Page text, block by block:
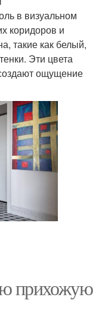
в визуальном
коридоров и
такие как белый,
Эти цвета
ощущение
прихожую